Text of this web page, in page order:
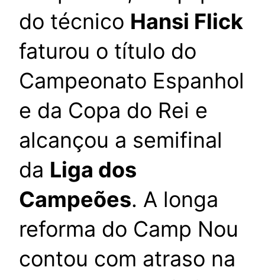
do técnico Hansi Flick
faturou o título do
Campeonato Espanhol
e da Copa do Rei e
alcançou a semifinal
da Liga dos
Campeões. A longa
reforma do Camp Nou
contou com atraso na